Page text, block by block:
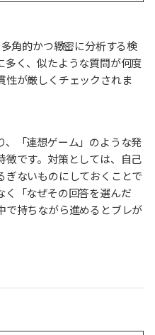
角的かつ緻密に分析する検
多く、似たような質問が何度
性が厳しくチェックされま
、「連想ゲーム」のような発
徴です。対策としては、自己
ぎないものにしておくことで
く「なぜその回答を選んだ
で持ちながら進めるとブレが